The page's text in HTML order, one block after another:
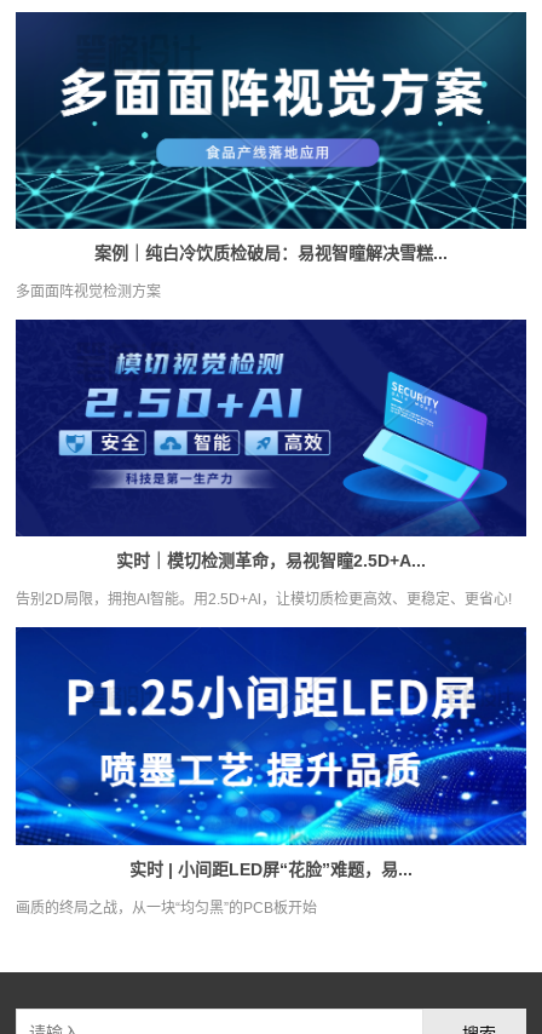
案例｜纯白冷饮质检破局：易视智瞳解决雪糕...
多面面阵视觉检测方案
实时｜模切检测革命，易视智瞳2.5D+A...
告别2D局限，拥抱AI智能。用2.5D+Al，让模切质检更高效、更稳定、更省心!
实时 | 小间距LED屏“花脸”难题，易...
画质的终局之战，从一块“均匀黑”的PCB板开始